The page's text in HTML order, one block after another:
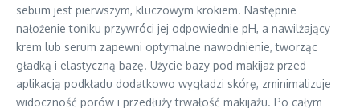
sebum jest pierwszym, kluczowym krokiem. Następnie
nałożenie toniku przywróci jej odpowiednie pH, a nawilżający
krem lub serum zapewni optymalne nawodnienie, tworząc
gładką i elastyczną bazę. Użycie bazy pod makijaż przed
aplikacją podkładu dodatkowo wygładzi skórę, zminimalizuje
widoczność porów i przedłuży trwałość makijażu. Po całym